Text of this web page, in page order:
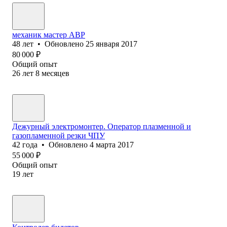
механик мастер АВР
48 лет • Обновлено 25 января 2017
80 000 ₽
Общий опыт
26 лет 8 месяцев
Дежурный электромонтер. Оператор плазменной и
газопламенной резки ЧПУ
42 года • Обновлено 4 марта 2017
55 000 ₽
Общий опыт
19 лет